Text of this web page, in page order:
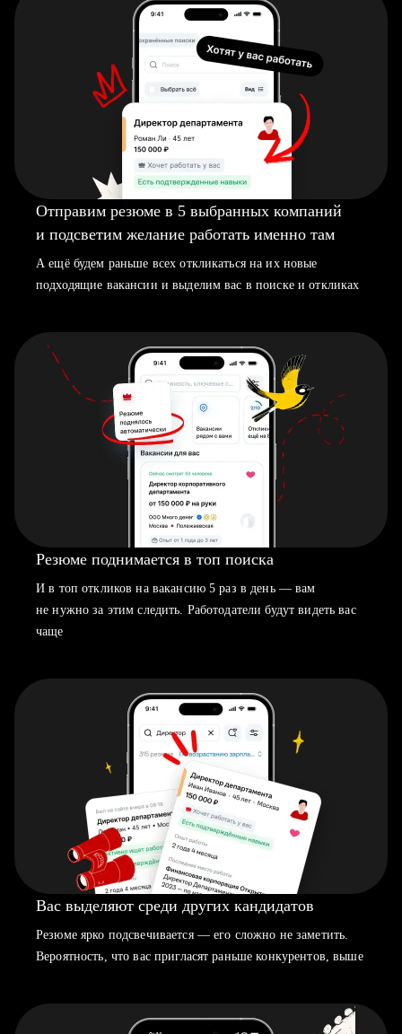
Отправим резюме в 5 выбранных компаний
и подсветим желание работать именно там
А ещё будем раньше всех откликаться на их новые
подходящие вакансии и выделим вас в поиске и откликах
Резюме поднимается в топ поиска
И в топ откликов на вакансию 5 раз в день — вам
не нужно за этим следить. Работодатели будут видеть вас
чаще
Вас выделяют среди других кандидатов
Резюме ярко подсвечивается — его сложно не заметить.
Вероятность, что вас пригласят раньше конкурентов, выше